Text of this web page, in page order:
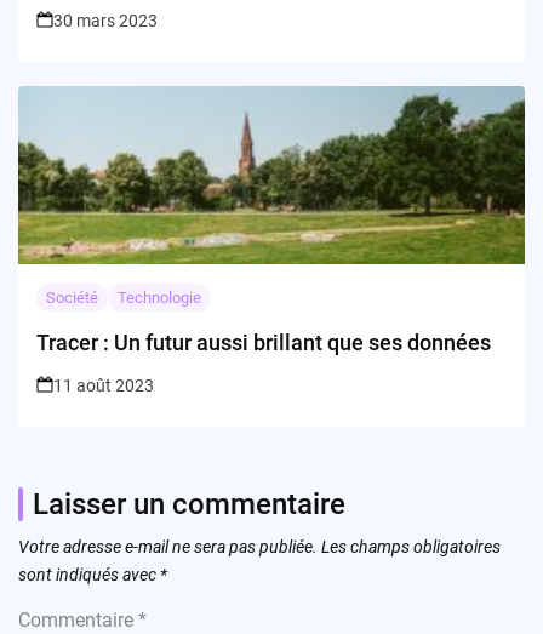
30 mars 2023
Société Technologie
Tracer : Un futur aussi brillant que ses données
11 août 2023
Laisser un commentaire
Votre adresse e-mail ne sera pas publiée. Les champs obligatoires
sont indiqués avec *
Commentaire *